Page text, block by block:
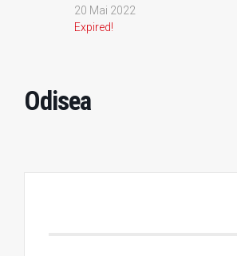
20 Mai 2022
Expired!
Odisea